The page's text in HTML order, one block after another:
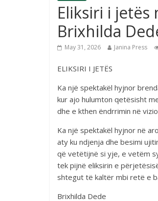
Eliksiri i
Brixhilda
May 31, 2026 Janina Press
ELIKSIRI I JETËS
Ka një spektakël hyjnor
kur ajo hulumton qetësisht
dhe e kthen ëndrrimin në
Ka një spektakël hyjnor në
aty ku ndjenja dhe besimi
që vetëtijnë si yje, e vetëm
tek pijnë eliksirin e
shtegut të kaltër mbi retë e
Brixhilda Dede